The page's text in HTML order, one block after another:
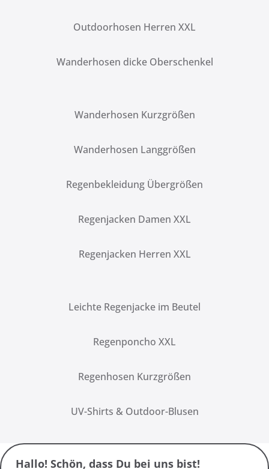
Outdoorhosen Herren XXL
Wanderhosen dicke Oberschenkel
Wanderhosen Kurzgrößen
Wanderhosen Langgrößen
Regenbekleidung Übergrößen
Regenjacken Damen XXL
Regenjacken Herren XXL
Leichte Regenjacke im Beutel
Regenponcho XXL
Regenhosen Kurzgrößen
UV-Shirts & Outdoor-Blusen
Hallo! Schön, dass Du bei uns bist!